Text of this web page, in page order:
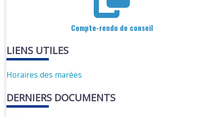
Compte-rendu de conseil
LIENS UTILES
Horaires des marées
DERNIERS DOCUMENTS